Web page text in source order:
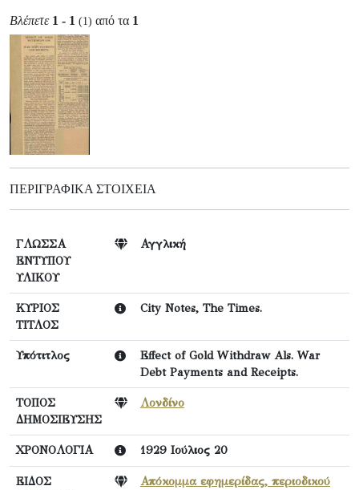
Βλέπετε 1 - 1 (1) από τα 1
ΠΕΡΙΓΡΑΦΙΚΆ ΣΤΟΙΧΕΊΑ
ΓΛΩΣΣΑ
ΕΝΤΥΠΟΥ
ΥΛΙΚΟΥ
Αγγλική
ΚΥΡΙΟΣ
ΤΙΤΛΟΣ
City Notes, The Times.
Υπότιτλος
Effect of Gold Withdraw Als. War
Debt Payments and Receipts.
ΤΟΠΟΣ
ΔΗΜΟΣΙΕΥΣΗΣ
Λονδίνο
ΧΡΟΝΟΛΟΓΙΑ 1929 Ιούλιος 20
ΕΙΔΟΣ
Απόκομμα εφημερίδας, περιοδικού